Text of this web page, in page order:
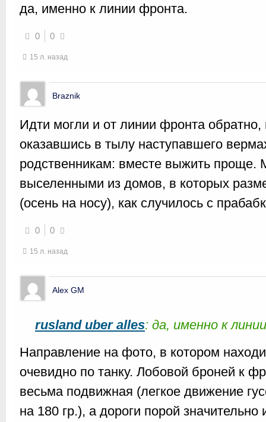
да, именно к линии фронта.
0 0
15 л. назад
Braznik
Идти могли и от линии фронта
оказавшись в тылу наступавшего
родственникам: вместе выжить проще.
выселенными из домов, в которых
(осень на носу), как случилось с
0 0
15 л. назад
Alex GM
rusland uber alles: да, именно к
Направление на фото, в котором
очевидно по танку. Лобовой броней к
весьма подвижная (легкое движение
на 180 гр.), а дороги порой значительно